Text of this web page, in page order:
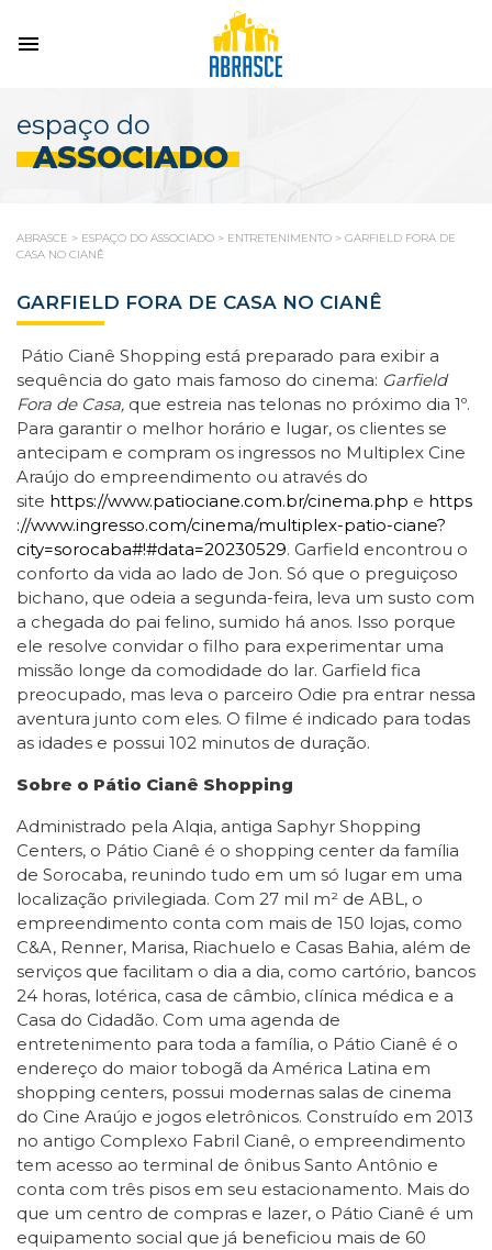
espaço do
ASSOCIADO
ABRASCE > ESPAÇO DO ASSOCIADO > ENTRETENIMENTO > GARFIELD FORA DE
CASA NO CIANÊ
GARFIELD FORA DE CASA NO CIANÊ
Pátio Cianê Shopping está preparado para exibir a
sequência do gato mais famoso do cinema: Garfield
Fora de Casa, que estreia nas telonas no próximo dia 1º.
Para garantir o melhor horário e lugar, os clientes se
antecipam e compram os ingressos no Multiplex Cine
Araújo do empreendimento ou através do
site https://www.patiociane.com.br/cinema.php e https
://www.ingresso.com/cinema/multiplex-patio-ciane?
city=sorocaba#!#data=20230529. Garfield encontrou o
conforto da vida ao lado de Jon. Só que o preguiçoso
bichano, que odeia a segunda-feira, leva um susto com
a chegada do pai felino, sumido há anos. Isso porque
ele resolve convidar o filho para experimentar uma
missão longe da comodidade do lar. Garfield fica
preocupado, mas leva o parceiro Odie pra entrar nessa
aventura junto com eles. O filme é indicado para todas
as idades e possui 102 minutos de duração.
Sobre o Pátio Cianê Shopping
Administrado pela Alqia, antiga Saphyr Shopping
Centers, o Pátio Cianê é o shopping center da família
de Sorocaba, reunindo tudo em um só lugar em uma
localização privilegiada. Com 27 mil m² de ABL, o
empreendimento conta com mais de 150 lojas, como
C&A, Renner, Marisa, Riachuelo e Casas Bahia, além de
serviços que facilitam o dia a dia, como cartório, bancos
24 horas, lotérica, casa de câmbio, clínica médica e a
Casa do Cidadão. Com uma agenda de
entretenimento para toda a família, o Pátio Cianê é o
endereço do maior tobogã da América Latina em
shopping centers, possui modernas salas de cinema
do Cine Araújo e jogos eletrônicos. Construído em 2013
no antigo Complexo Fabril Cianê, o empreendimento
tem acesso ao terminal de ônibus Santo Antônio e
conta com três pisos em seu estacionamento. Mais do
que um centro de compras e lazer, o Pátio Cianê é um
equipamento social que já beneficiou mais de 60